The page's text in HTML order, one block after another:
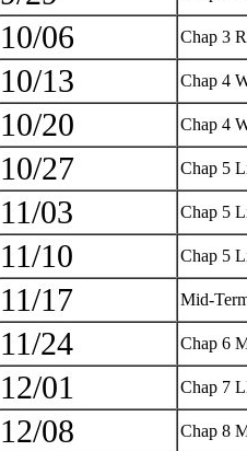
10/06 Chap 3
10/13 Chap 4
10/20 Chap 4
10/27 Chap 5
11/03 Chap 5
11/10 Chap 5
11/17 Mid-
11/24 Chap 6
12/01 Chap 7
12/08 Chap 8